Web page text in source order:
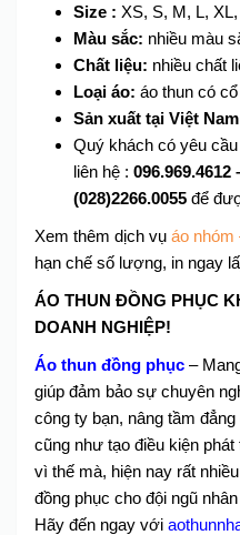
Size : XS, S, M, L,
Màu sắc: nhiều màu
Chất liệu: nhiều chất
Loại áo: áo thun có
Sản xuất tại Việt Nam
Quý khách có yêu
liên hệ : 096.969.4612
(028)2266.0055 để
Xem thêm dịch vụ áo nhóm
hạn chế số lượng, in ngay
ÁO THUN ĐỒNG PHỤC
DOANH NGHIỆP!
Áo thun đồng phục –
giúp đảm bảo sự chuyên
công ty bạn, nâng tầm
cũng như tạo điều kiện
vì thế mà, hiện nay rất
đồng phục cho đội ngũ
Hãy đến ngay với